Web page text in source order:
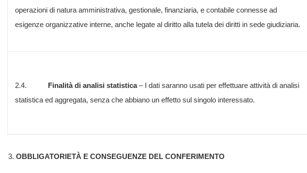
operazioni di natura amministrativa, gestionale, finanziaria, e contabile connesse ad
esigenze organizzative interne, anche legate al diritto alla tutela dei diritti in sede giudiziaria.
2.4. Finalità di analisi statistica– I dati saranno usati per effettuare attività di analisi
statistica ed aggregata, senza che abbiano un effetto sul singolo interessato.
OBBLIGATORIETÀ E CONSEGUENZE DEL CONFERIMENTO